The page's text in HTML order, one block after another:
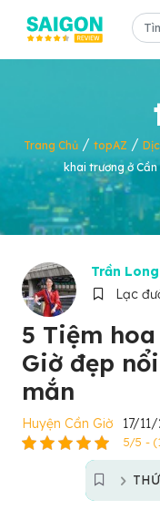
Trang Chủ/ topAZ /
khai trương ở
Trần
Lạc
5 Tiệm
Giờ đẹp
mắn
Huyện Cần Giờ 17/
5/5 -